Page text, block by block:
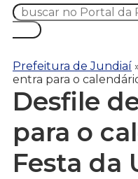
Prefeitura de Jundiaí
entra para o
Desfile
para o
Festa da